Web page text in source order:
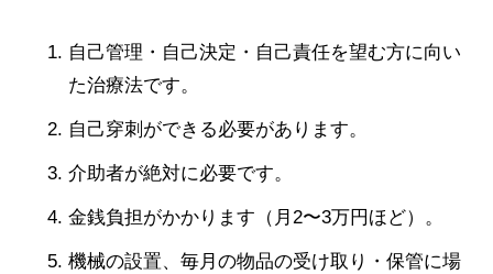
自己管理・自己決定・自己責任を望む方に向い
た治療法です。
自己穿刺ができる必要があります。
介助者が絶対に必要です。
金銭負担がかかります（月2〜3万円ほど）。
機械の設置、毎月の物品の受け取り・保管に場